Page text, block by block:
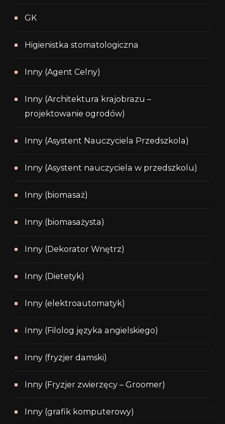
GK
Higienistka stomatologiczna
Inny (Agent Celny)
Inny (Architektura krajobrazu –
projektowanie ogrodów)
Inny (Asystent Nauczyciela Przedszkola)
Inny (Asystent nauczyciela w przedszkolu)
Inny (biomasaż)
Inny (biomasażysta)
Inny (Dekorator Wnętrz)
Inny (Dietetyk)
Inny (elektroautomatyk)
Inny (Filolog języka angielskiego)
Inny (fryzjer damski)
Inny (Fryzjer zwierzęcy – Groomer)
Inny (grafik komputerowy)